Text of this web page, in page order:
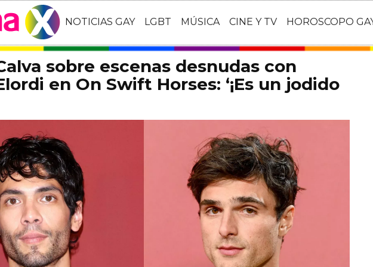
NOTICIAS GAY LGBT MÚSICA CINE Y TV HOROSCOPO
sobre escenas desnudas con
en On Swift Horses: ‘¡Es un jodido